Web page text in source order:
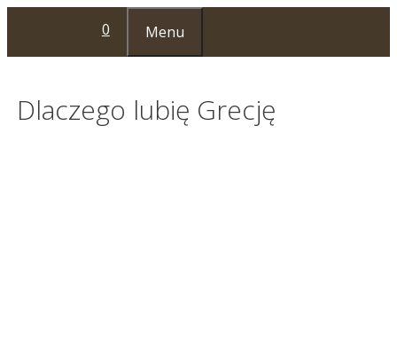
treści
0 Menu
Dlaczego lubię Grecję